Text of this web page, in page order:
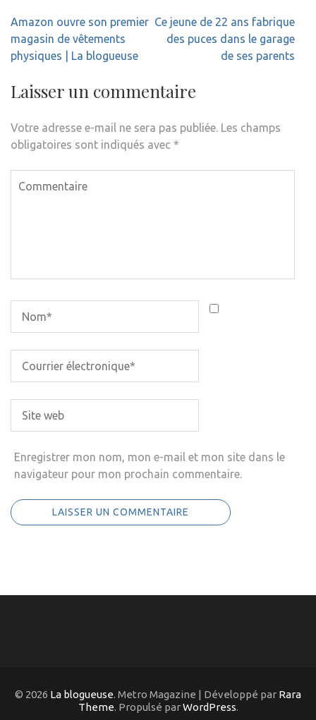
Navigation
de
l’article
Amazon ouvre son premier
magasin de vêtements
physiques | La blogueuse
Ce jeune de 22 ans fabrique
des puces dans le garage
de ses parents
Laisser un commentaire
Votre adresse e-mail ne sera pas publiée. Les champs
obligatoires sont indiqués avec *
Enregistrer mon nom, mon e-mail et mon site dans le
navigateur pour mon prochain commentaire.
© 2026 La blogueuse. Metro Magazine | Développé par Rara
Theme. Propulsé parWordPress.